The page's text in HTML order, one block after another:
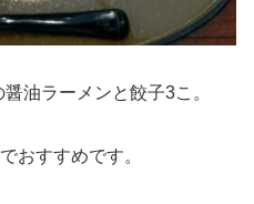
油ラーメンと餃子3こ。
おすすめです。